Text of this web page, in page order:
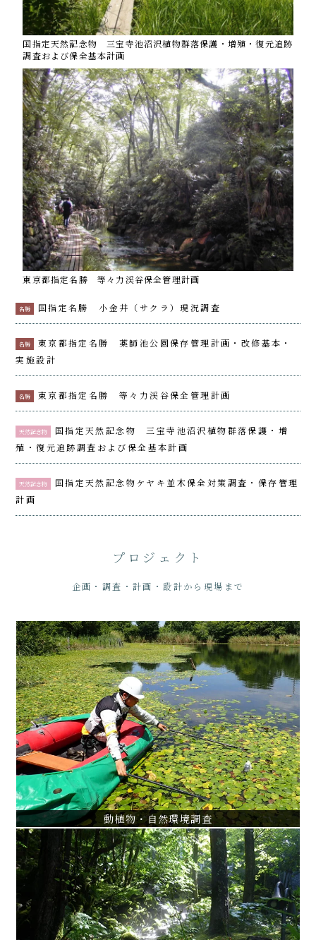
国指定天然記念物 三宝寺池沼沢植物群落保護・増殖・復元追跡
調査および保全基本計画
東京都指定名勝 等々力渓谷保全管理計画
名勝 国指定名勝 小金井（サクラ）現況調査
名勝
東京都指定名勝 薬師池公園保存管理計画・改修基本・
実施設計
名勝 東京都指定名勝 等々力渓谷保全管理計画
天然記念物
国指定天然記念物 三宝寺池沼沢植物群落保護・増
殖・復元追跡調査および保全基本計画
天然記念物
国指定天然記念物ケヤキ並木保全対策調査・保存管理
計画
プロジェクト
企画・調査・計画・設計から現場まで
動植物・自然環境調査
動植物・自然環境調査
杉並区自然環境調査
那須平成の森生物多様性モニタリング
母島石門一帯自然環境調査
VIEW ALL
自然環境の保全・再生・活用計画・設計
玉川上水及び周辺環境調査・緑地計画
当間高原リゾート高原野生生物園設計